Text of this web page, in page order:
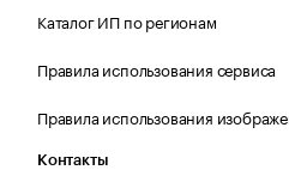
Каталог ИП по регионам
Правила использования сервиса
Правила использования
Контакты